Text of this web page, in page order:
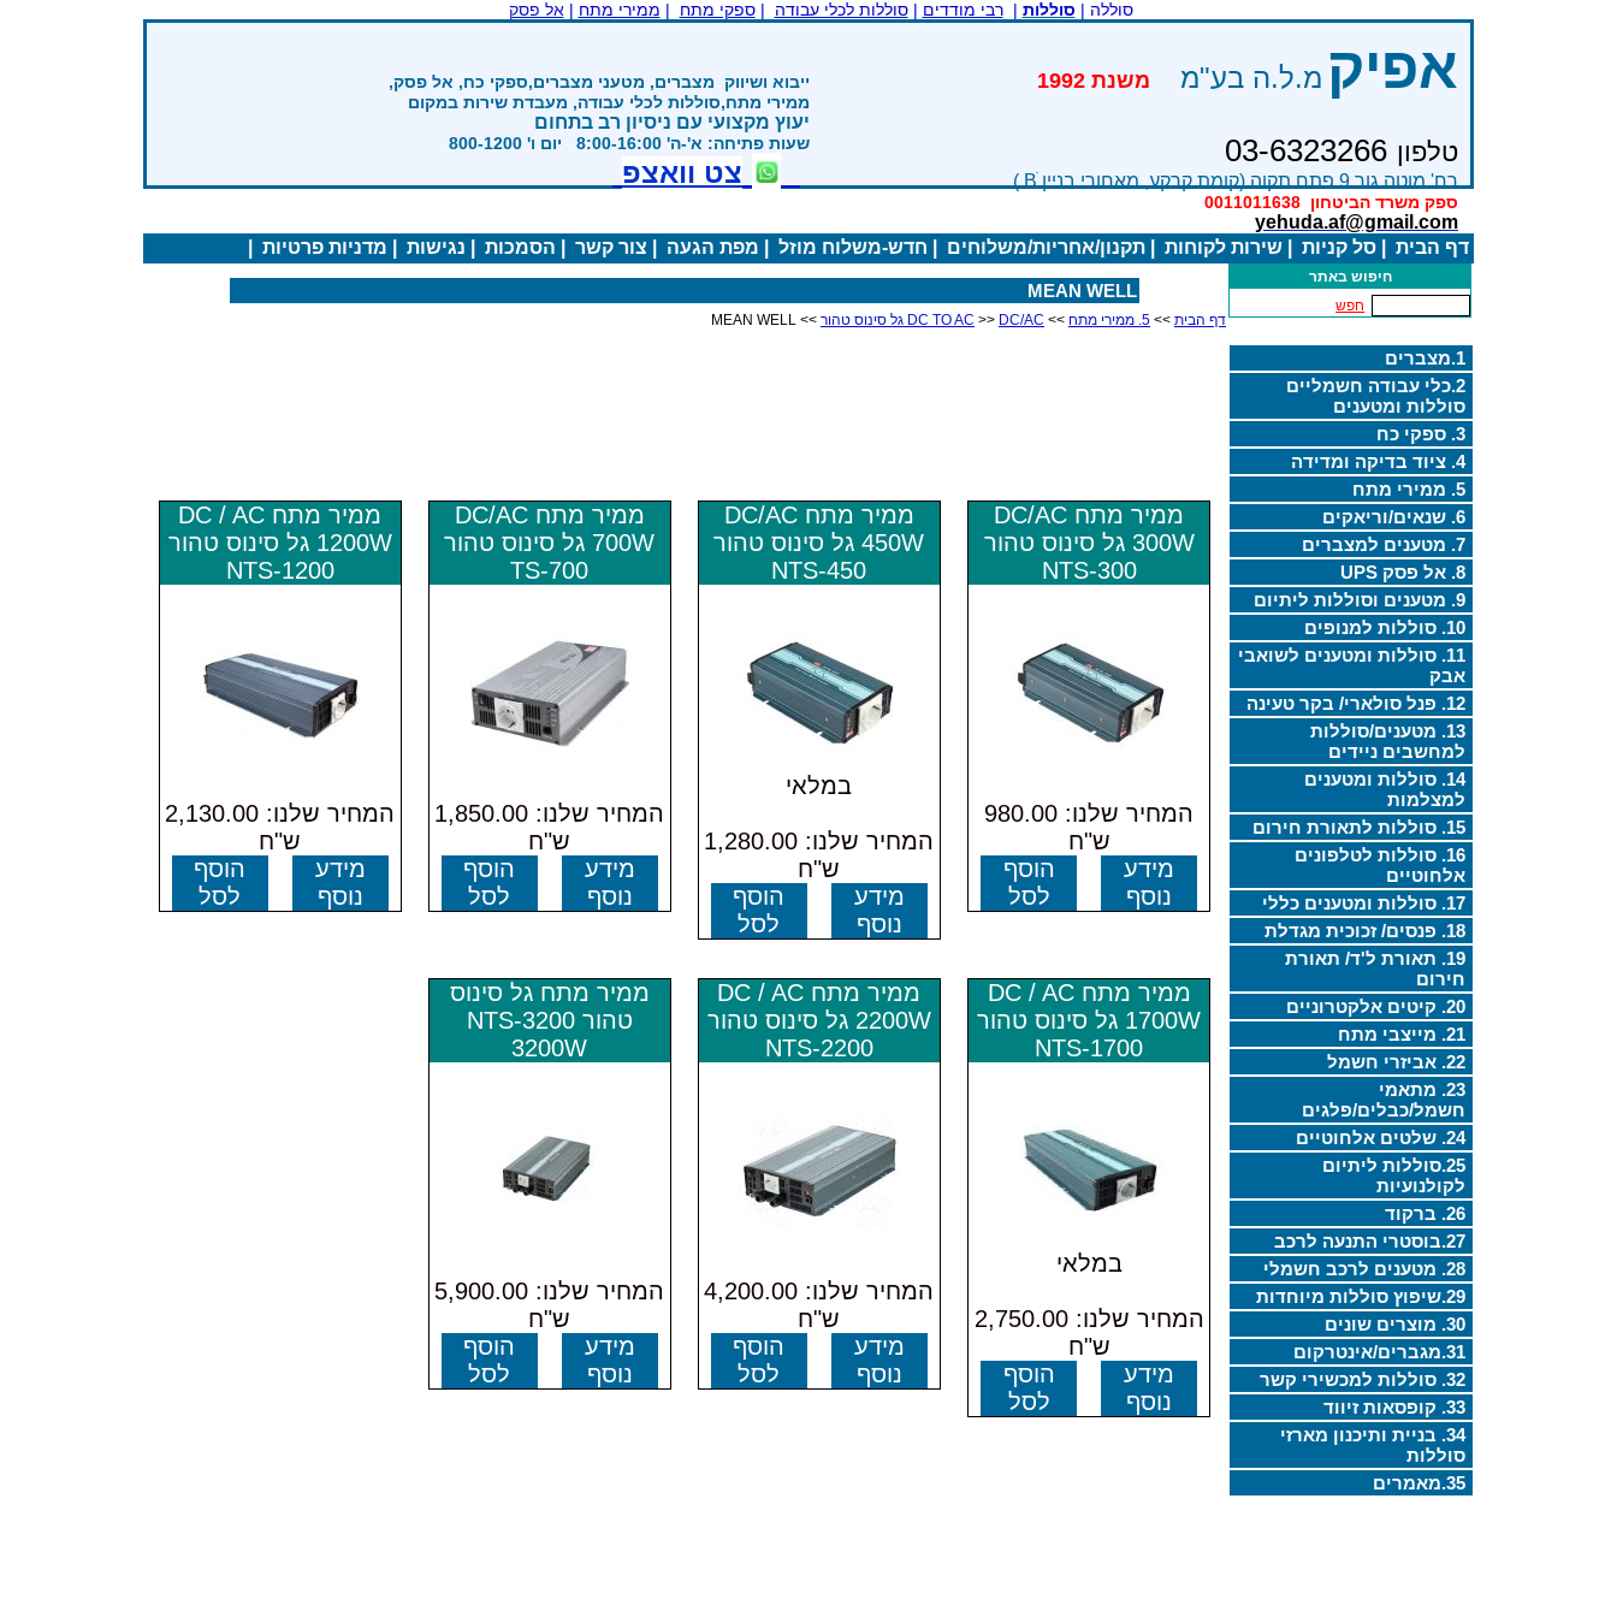
סוללה | סוללות |רבי מודדים |סוללות לכלי עבודה |ספקי מתח | ממירי מתח |אל פסק
אפיק מ.ל.ה בע"מ
טלפון 03-6323266
רח' מוטה גור 9 פתח תקוה (קומת קרקע, מאחורי בניין Bׂ )
ספק משרד הביטחון 0011011638
yehuda.af@gmail.com
ייבוא ושיווק מצברים, מטעני מצברים,ספקי כח, אל פסק,
ממירי מתח,סוללות לכלי עבודה, מעבדת שירות במקום
יעוץ מקצועי עם ניסיון רב בתחום
שעות פתיחה: א'-ה' 8:00-16:00 יום ו' 800-1200
צט וואצפ
דף הבית סל קניות שירות לקוחות תקנון/אחריות/משלוחים חדש-משלוח מוזל מפת הגעה צור קשר הסמכות נגישות מדניות פרטיות
חיפוש באתר
חפש
1.מצברים
2.כלי עבודה חשמליים
סוללות ומטענים
3. ספקי כח
4. ציוד בדיקה ומדידה
5. ממירי מתח
6. שנאים/וריאקים
7. מטענים למצברים
8. אל פסק UPS
9. מטענים וסוללות ליתיום
10. סוללות למנופים
11. סוללות ומטענים לשואבי
אבק
12. פנל סולארי/ בקר טעינה
13. מטענים/סוללות
למחשבים ניידים
14. סוללות ומטענים
למצלמות
15. סוללות לתאורת חירום
16. סוללות לטלפונים
אלחוטיים
17. סוללות ומטענים כללי
18. פנסים/ זכוכית מגדלת
19. תאורת ל'ד/ תאורת
חירום
20. קיטים אלקטרוניים
21. מייצבי מתח
22. אביזרי חשמל
23. מתאמי
חשמל/כבלים/פלגים
24. שלטים אלחוטיים
25.סוללות ליתיום
לקולנועיות
26. ברקוד
27.בוסטרי התנעה לרכב
28. מטענים לרכב חשמלי
29.שיפוץ סוללות מיוחדות
30. מוצרים שונים
31.מגברים/אינטרקום
32. סוללות למכשירי קשר
33. קופסאות זיווד
34. בניית ותיכנון מארזי
סוללות
35.מאמרים
MEAN WELL
דף הבית >> 5. ממירי מתח >>
DC TO AC >> DC/AC גל סינוס טהור >> MEAN WELL
ממיר מתח DC/AC
300W גל סינוס טהור
NTS-300
המחיר שלנו: 980.00
ש"ח
מידע
נוסף
הוסף
לסל
ממיר מתח DC/AC
450W גל סינוס טהור
NTS-450
במלאי
המחיר שלנו: 1,280.00
ש"ח
מידע
נוסף
הוסף
לסל
ממיר מתח DC/AC
700W גל סינוס טהור
TS-700
המחיר שלנו: 1,850.00
ש"ח
מידע
נוסף
הוסף
לסל
ממיר מתח DC / AC
1200W גל סינוס טהור
NTS-1200
המחיר שלנו: 2,130.00
ש"ח
מידע
נוסף
הוסף
לסל
ממיר מתח DC / AC
1700W גל סינוס טהור
NTS-1700
במלאי
המחיר שלנו: 2,750.00
ש"ח
מידע
נוסף
הוסף
לסל
ממיר מתח DC / AC
2200W גל סינוס טהור
NTS-2200
המחיר שלנו: 4,200.00
ש"ח
מידע
נוסף
הוסף
לסל
ממיר מתח גל סינוס
טהור NTS-3200
3200W
המחיר שלנו: 5,900.00
ש"ח
מידע
נוסף
הוסף
לסל